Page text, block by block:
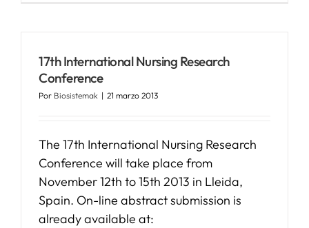
17th International Nursing Research
Conference
Por Biosistemak | 21 marzo 2013
The 17th International Nursing Research
Conference will take place from
November 12th to 15th 2013 in Lleida,
Spain. On-line abstract submission is
already available at: